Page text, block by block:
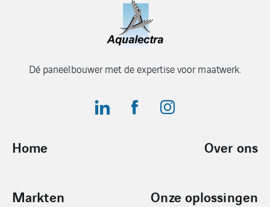
Dé paneelbouwer met de expertise voor maatwerk.
Home Over ons
Markten Onze oplossingen